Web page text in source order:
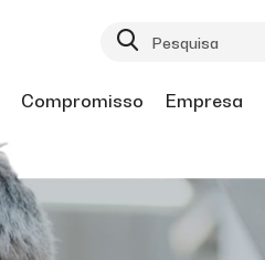
Compromisso Empresa